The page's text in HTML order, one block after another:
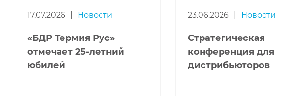
17.07.2026 Новости
«БДР Термия Рус»
отмечает 25-летний
юбилей
23.06.2026 Новости
Стратегическая
конференция для
дистрибьюторов